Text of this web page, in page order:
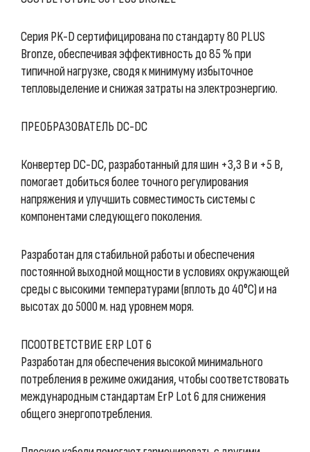
Серия PK-D сертифицирована по стандарту 80 PLUS
Bronze, обеспечивая эффективность до 85 % при
типичной нагрузке, сводя к минимуму избыточное
тепловыделение и снижая затраты на электроэнергию.
ПРЕОБРАЗОВАТЕЛЬ DC-DC
Конвертер DC-DC, разработанный для шин +3,3 В и +5 В,
помогает добиться более точного регулирования
напряжения и улучшить совместимость системы с
компонентами следующего поколения.
Разработан для стабильной работы и обеспечения
постоянной выходной мощности в условиях окружающей
среды с высокими температурами (вплоть до 40°C) и на
высотах до 5000 м. над уровнем моря.
ПСООТВЕТСТВИЕ ERP LOT 6
Разработан для обеспечения высокой минимального
потребления в режиме ожидания, чтобы соответствовать
международным стандартам ErP Lot 6 для снижения
общего энергопотребления.